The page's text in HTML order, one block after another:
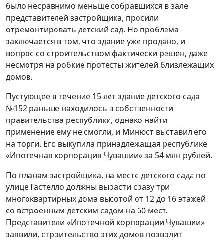
было несравнимо меньше собравшихся в зале
представителей застройщика, просили
отремонтировать детский сад. Но проблема
заключается в том, что здание уже продано, и
вопрос со строительством фактически решен, даже
несмотря на робкие протесты жителей близлежащих
домов.
Пустующее в течение 15 лет здание детского сада
№152 раньше находилось в собственности
правительства республики, однако найти
применение ему не смогли, и Минюст выставил его
на торги. Его выкупила принадлежащая республике
«Ипотечная корпорация Чувашии» за 54 млн рублей.
По планам застройщика, на месте детского сада по
улице Гастелло должны вырасти сразу три
многоквартирных дома высотой от 12 до 16 этажей
со встроенным детским садом на 60 мест.
Представители «Ипотечной корпорации Чувашии»
заявили, строительство этих домов позволит